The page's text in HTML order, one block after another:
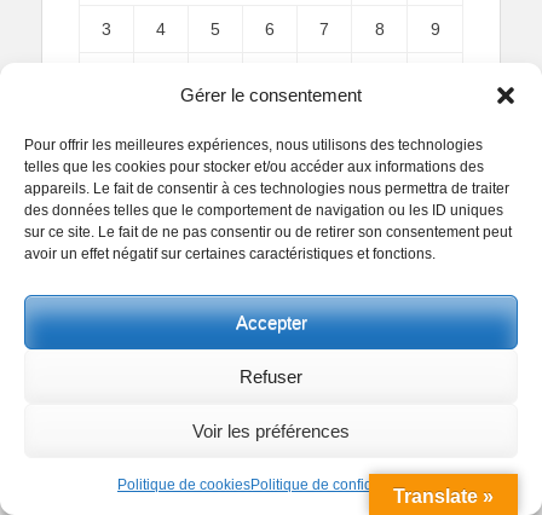
Gérer le consentement
Pour offrir les meilleures expériences, nous utilisons des technologies
telles que les cookies pour stocker et/ou accéder aux informations des
appareils. Le fait de consentir à ces technologies nous permettra de traiter
des données telles que le comportement de navigation ou les ID uniques
sur ce site. Le fait de ne pas consentir ou de retirer son consentement peut
avoir un effet négatif sur certaines caractéristiques et fonctions.
Accepter
Refuser
Voir les préférences
Politique de cookiesPolitique de confidentialité
3 4 5 6 7 8 9
24 25 26 27 28 29 30
31
sont la propriété des auteurs.
Translate »